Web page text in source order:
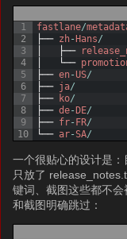
1
2
3
4
5
6
7
8
9
10
fastlane/
├── zh- Hans/
├──
└──
├── en-US/
├── ja/
├──
ko/
├── de- DE/
├── fr- FR/
└── ar-SA/
一个很贴心的设计是
只放了
键词、截图这些都不
和截图明确跳过：